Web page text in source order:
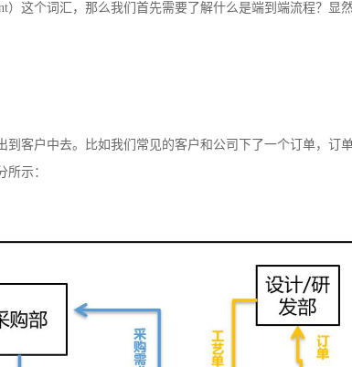
）这个词汇，那么我们首先需要了解什么是端到端流程？显
客户中去。比如我们常见的客户和公司下了一个订单，订
示：